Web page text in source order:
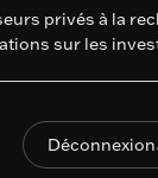
privés à la
sur les
Déconnexion
Risque réduit
Récompense
potentiellement
OBJECTIFS